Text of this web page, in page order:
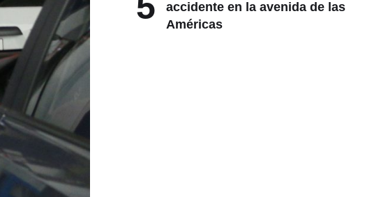
accidente en la avenida de las
Américas